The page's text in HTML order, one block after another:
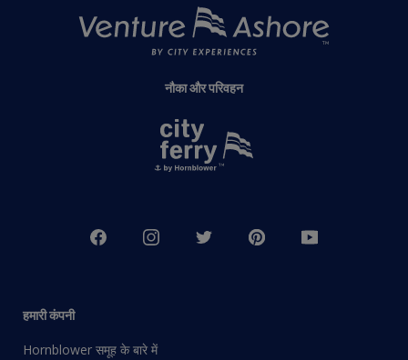
नौका और परिवहन
हमारी कंपनी
Hornblower समूह के बारे में